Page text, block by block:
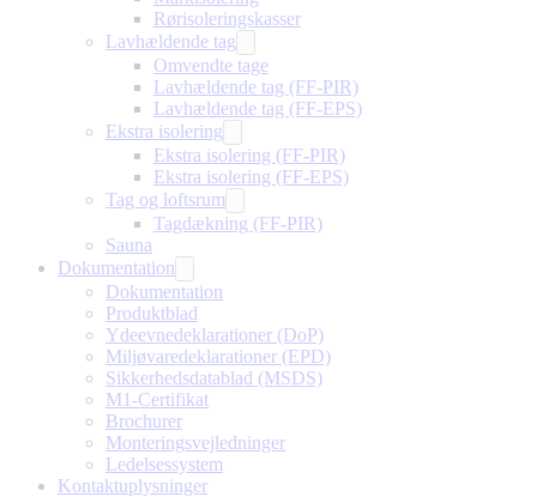
Rørisoleringskasser
Lavhældende tag
Omvendte tage
Lavhældende tag (FF-PIR)
Lavhældende tag (FF-EPS)
Ekstra isolering
Ekstra isolering (FF-PIR)
Ekstra isolering (FF-EPS)
Tag og loftsrum
Tagdækning (FF-PIR)
Sauna
Dokumentation
Dokumentation
Produktblad
Ydeevnedeklarationer (DoP)
Miljøvaredeklarationer (EPD)
Sikkerhedsdatablad (MSDS)
M1-Certifikat
Brochurer
Monteringsvejledninger
Ledelsessystem
Kontaktuplysninger